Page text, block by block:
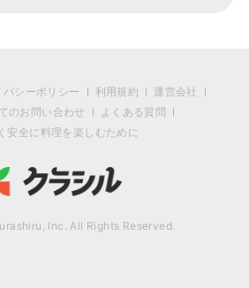
バシーポリシー 利用規約
運営会社
のお問い合わせ
よくある質問
安全に料理を楽しむために
Inc. All Rights Reserved.